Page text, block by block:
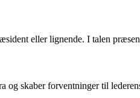
eller lignende. I talen
skaber forventninger til